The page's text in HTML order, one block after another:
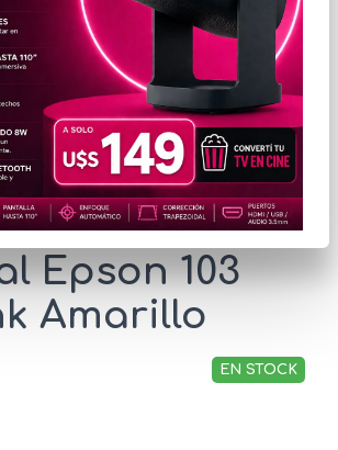
exhiben con fines ilustrativos.
de Tinta
Epson 103
Amarillo
EN STOCK